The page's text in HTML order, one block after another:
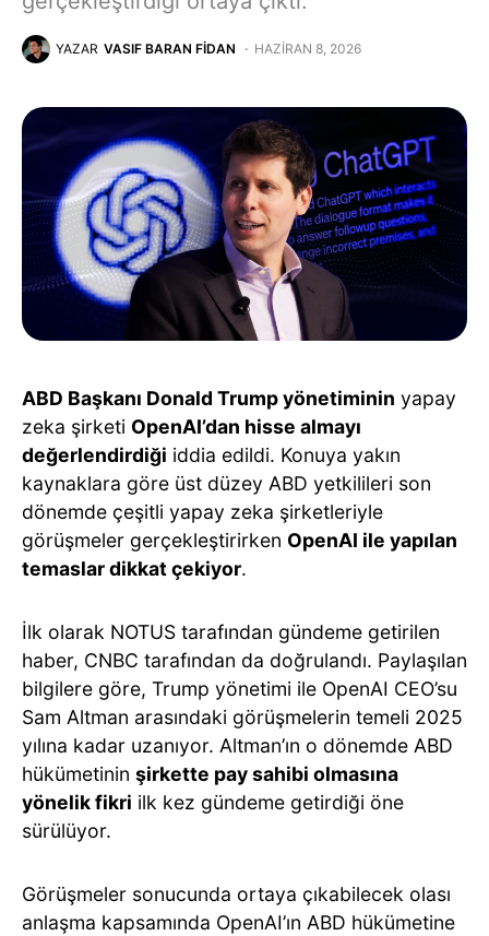
YAZAR VASIF BARAN FIDAN HAZIRAN 8, 2026
ABD Başkanı Donald Trump yönetiminin yapay
zeka şirketi OpenAI’dan hisse almayı
değerlendirdiği iddia edildi. Konuya yakın
kaynaklara göre üst düzey ABD yetkilileri son
dönemde çeşitli yapay zeka şirketleriyle
görüşmeler gerçekleştirirken OpenAI ile yapılan
temaslar dikkat çekiyor.
İlk olarak NOTUS tarafından gündeme getirilen
haber, CNBC tarafından da doğrulandı. Paylaşılan
bilgilere göre, Trump yönetimi ile OpenAI CEO’su
Sam Altman arasındaki görüşmelerin temeli 2025
yılına kadar uzanıyor. Altman’ın o dönemde ABD
hükümetinin şirkette pay sahibi olmasına
yönelik fikri ilk kez gündeme getirdiği öne
sürülüyor.
Görüşmeler sonucunda ortaya çıkabilecek olası
anlaşma kapsamında OpenAI’ın ABD hükümetine